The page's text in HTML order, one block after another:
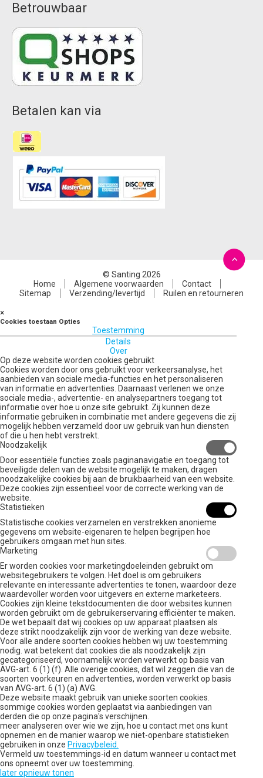
Betrouwbaar
Betalen kan via
© Santing 2026
Home
Algemene voorwaarden
Contact
Sitemap
Verzending/levertijd Ruilen en retourneren
×
Cookies toestaan Opties
Toestemming
Details
Over
Op deze website worden cookies gebruikt
Cookies worden door ons gebruikt voor verkeersanalyse, het
aanbieden van sociale media-functies en het personaliseren
van informatie en advertenties. Daarnaast verlenen we onze
sociale media-, advertentie- en analysepartners toegang tot
informatie over hoe u onze site gebruikt. Zij kunnen deze
informatie gebruiken in combinatie met andere gegevens die zij
mogelijk hebben verzameld door uw gebruik van hun diensten
of die u hen hebt verstrekt.
Noodzakelijk
Door essentiële functies zoals paginanavigatie en toegang tot
beveiligde delen van de website mogelijk te maken, dragen
noodzakelijke cookies bij aan de bruikbaarheid van een website.
Deze cookies zijn essentieel voor de correcte werking van de
website.
Statistieken
Statistische cookies verzamelen en verstrekken anonieme
gegevens om website-eigenaren te helpen begrijpen hoe
gebruikers omgaan met hun sites.
Marketing
Er worden cookies voor marketingdoeleinden gebruikt om
websitegebruikers te volgen. Het doel is om gebruikers
relevante en interessante advertenties te tonen, waardoor deze
waardevoller worden voor uitgevers en externe marketeers.
Cookies zijn kleine tekstdocumenten die door websites kunnen
worden gebruikt om de gebruikerservaring efficiënter te maken.
De wet bepaalt dat wij cookies op uw apparaat plaatsen als
deze strikt noodzakelijk zijn voor de werking van deze website.
Voor alle andere soorten cookies hebben wij uw toestemming
nodig. wat betekent dat cookies die als noodzakelijk zijn
gecategoriseerd, voornamelijk worden verwerkt op basis van
AVG-art. 6 (1) (f). Alle overige cookies, dat wil zeggen die van de
soorten voorkeuren en advertenties, worden verwerkt op basis
van AVG-art. 6 (1) (a) AVG.
Deze website maakt gebruik van unieke soorten cookies.
sommige cookies worden geplaatst via aanbiedingen van
derden die op onze pagina's verschijnen.
meer analyseren over wie we zijn, hoe u contact met ons kunt
opnemen en de manier waarop we niet-openbare statistieken
gebruiken in onze Privacybeleid.
Vermeld uw toestemmings-id en datum wanneer u contact met
ons opneemt over uw toestemming.
later opnieuw tonen